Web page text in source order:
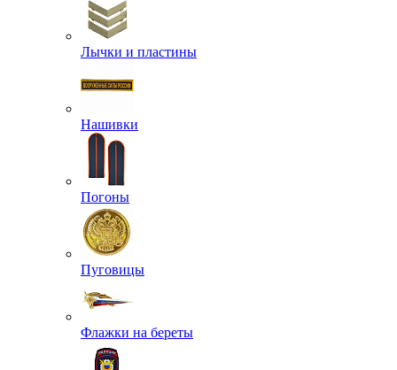
Лычки и пластины
Нашивки
Погоны
Пуговицы
Флажки на береты